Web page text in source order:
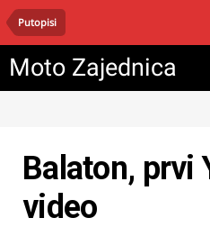
Putopisi
Moto Zajednica
Balaton, prvi
video